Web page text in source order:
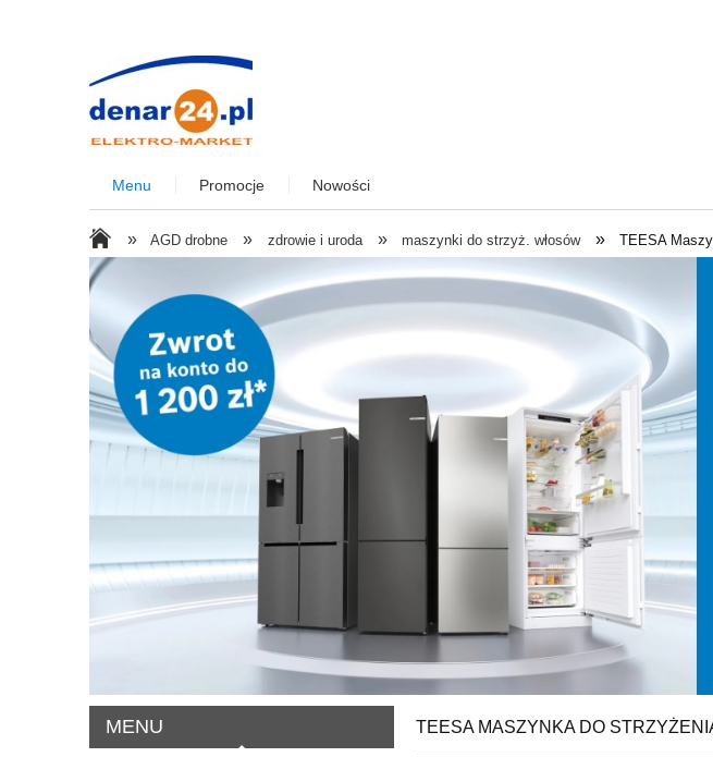
Menu Promocje Nowości
» AGD drobne » zdrowie i uroda » maszynki do strzyż. włosów » TEESA
MENU TEESA MASZYNKA DO